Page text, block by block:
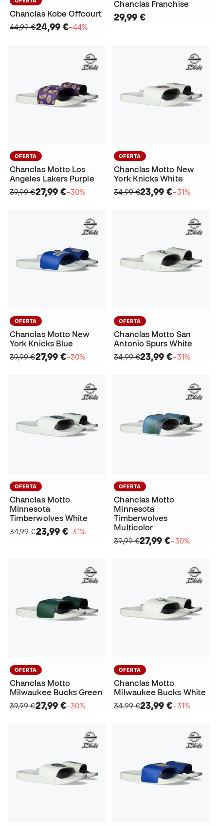
Chanclas Kobe Offcourt
44,99 €24,99 €−44%
Chanclas Franchise
29,99 €
OFERTA
Chanclas Motto Los
Angeles Lakers Purple
39,99 €27,99 €−30%
OFERTA
Chanclas Motto New
York Knicks White
34,99 €23,99 €−31%
OFERTA
Chanclas Motto New
York Knicks Blue
39,99 €27,99 €−30%
OFERTA
Chanclas Motto San
Antonio Spurs White
34,99 €23,99 €−31%
OFERTA
Chanclas Motto
Minnesota
Timberwolves White
34,99 €23,99 €−31%
OFERTA
Chanclas Motto
Minnesota
Timberwolves
Multicolor
39,99 €27,99 €−30%
OFERTA
Chanclas Motto
Milwaukee Bucks Green
39,99 €27,99 €−30%
OFERTA
Chanclas Motto
Milwaukee Bucks White
34,99 €23,99 €−31%